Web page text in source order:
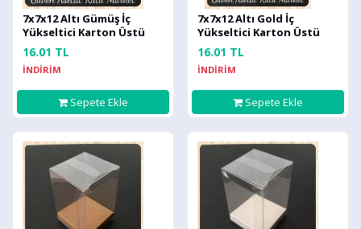
7x7x12 Altı Gümüş İç
Yükseltici Karton Üstü
Otomatik Kutu
16.01 TL
İNDİRİM
Sepete Ekle
7x7x12 Altı Gold İç
Yükseltici Karton Üstü
Otomatik Kutu
16.01 TL
İNDİRİM
Sepete Ekle